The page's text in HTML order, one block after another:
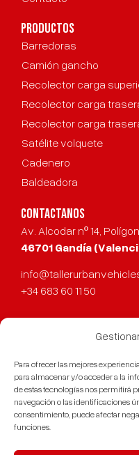
Para ofrecer las mejores
para almacenar y/o acceder a la
de estas tecnologías nos permitirá
navegación o las identificaciones
consentimiento, puede afectar
funciones.
productos
Barredoras
Camión gancho
Recolector carga
Recolector carga
Recolector carga
Satélite volquete
Cadenero
Baldeadora
CONTACTANOS
Av. Alcodar nº 14,
46701 Gandía
+34 683 60 11 50
© 2023 URBAN
VEHICLES